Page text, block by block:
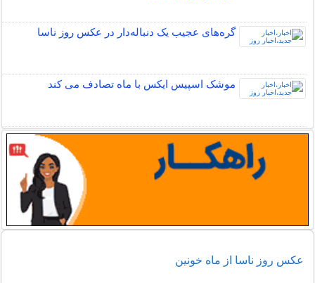
گره‌های عجیب یک دنباله‌دار در عکس روز ناسا
موشک اسپیس ایکس با ماه تصادف می کند
عکس روز ناسا از ماه‌ خونین